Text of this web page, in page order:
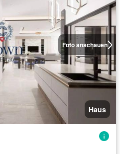
Foto anschauen
Haus